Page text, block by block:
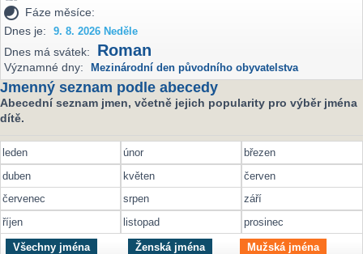
Fáze měsíce:
Dnes je:
9. 8. 2026 Neděle
Dnes má svátek: Roman
Významné dny: Mezinárodní den původního obyvatelstva
Jmenný seznam podle abecedy
Abecední seznam jmen, včetně jejich popularity pro výběr jména
dítě.
leden únor
březen
duben
květen
červen
červenec
srpen
září
říjen
listopad prosinec
Všechny jména Ženská jména Mužská jména